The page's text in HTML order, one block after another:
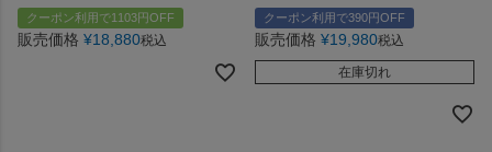
クーポン利用で1103円OFF
販売価格 ¥18,880税込
クーポン利用で390円OFF
販売価格 ¥19,980税込
在庫切れ